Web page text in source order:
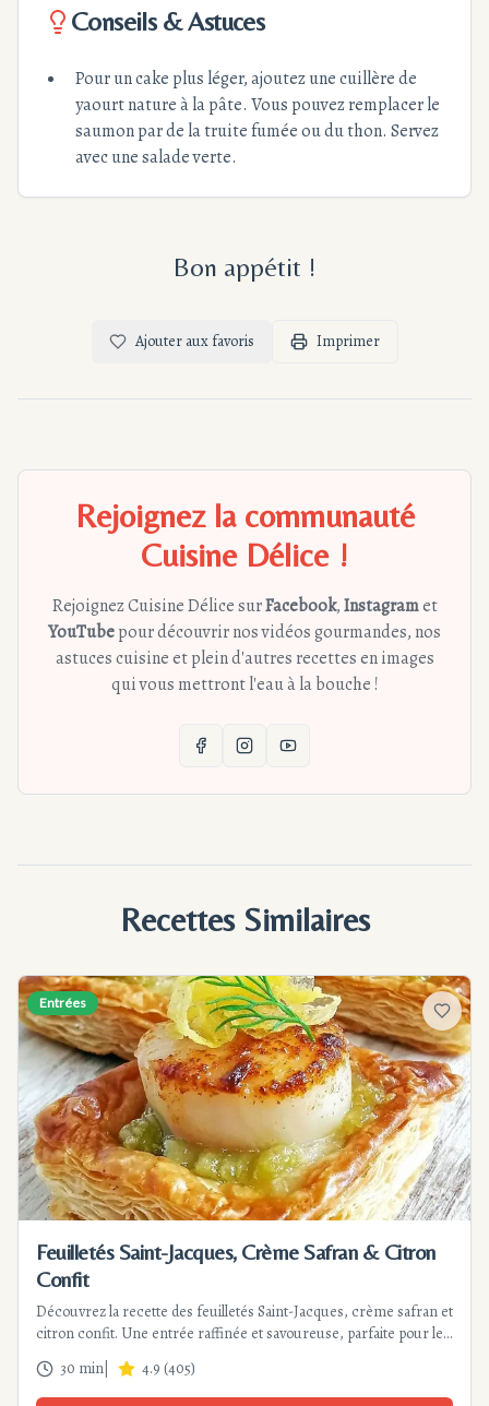
Conseils & Astuces
Pour un cake plus léger, ajoutez une cuillère de
yaourt nature à la pâte. Vous pouvez remplacer le
saumon par de la truite fumée ou du thon. Servez
avec une salade verte.
Bon appétit !
Ajouter aux favoris Imprimer
Rejoignez la communauté
Cuisine Délice !
Rejoignez Cuisine Délice surFacebook,Instagramet
YouTubepour découvrir nos vidéos gourmandes, nos
astuces cuisine et plein d'autres recettes en images
qui vous mettront l'eau à la bouche !
Recettes Similaires
Entrées
Feuilletés Saint-Jacques, Crème Safran & Citron
Confit
Découvrez la recette des feuilletés Saint-Jacques, crème safran et
citron confit. Une entrée raffinée et savoureuse, parfaite pour les
fêtes.
30 min 4.9 (405)